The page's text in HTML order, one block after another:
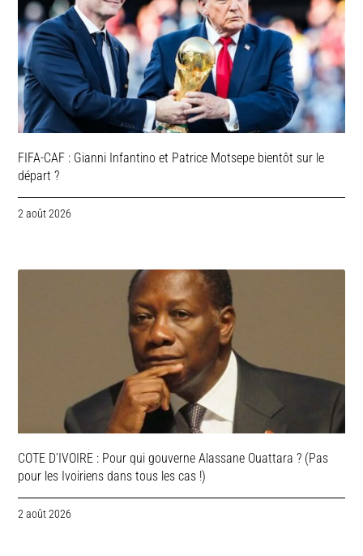
FIFA-CAF : Gianni Infantino et Patrice Motsepe bientôt sur le
départ ?
2 août 2026
COTE D’IVOIRE : Pour qui gouverne Alassane Ouattara ? (Pas
pour les Ivoiriens dans tous les cas !)
2 août 2026